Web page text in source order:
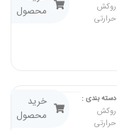
روکش
حرارتی
بگیرید
محصول
دسته بندی :
روکش
حرارتی
تماس
بگیرید
خرید
محصول